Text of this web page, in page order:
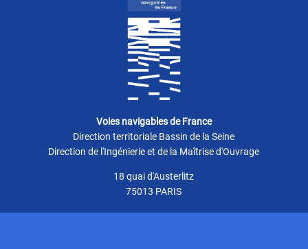
Voies navigables de France
Direction territoriale Bassin de la Seine
Direction de l'Ingénierie et de la Maîtrise d'Ouvrage
18 quai d'Austerlitz
75013 PARIS